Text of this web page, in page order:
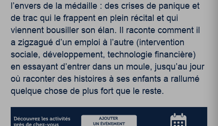
l’envers de la médaille : des crises de panique et
de trac qui le frappent en plein récital et qui
viennent bousiller son élan. Il raconte comment il
a zigzagué d’un emploi à l’autre (intervention
sociale, développement, technologie financière)
en essayant d’entrer dans un moule, jusqu’au jour
où raconter des histoires à ses enfants a rallumé
quelque chose de plus fort que le reste.